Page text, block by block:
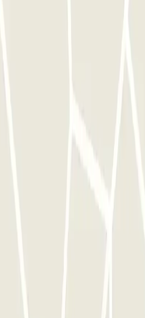
segui il processo indicato
entrare e uscire dal